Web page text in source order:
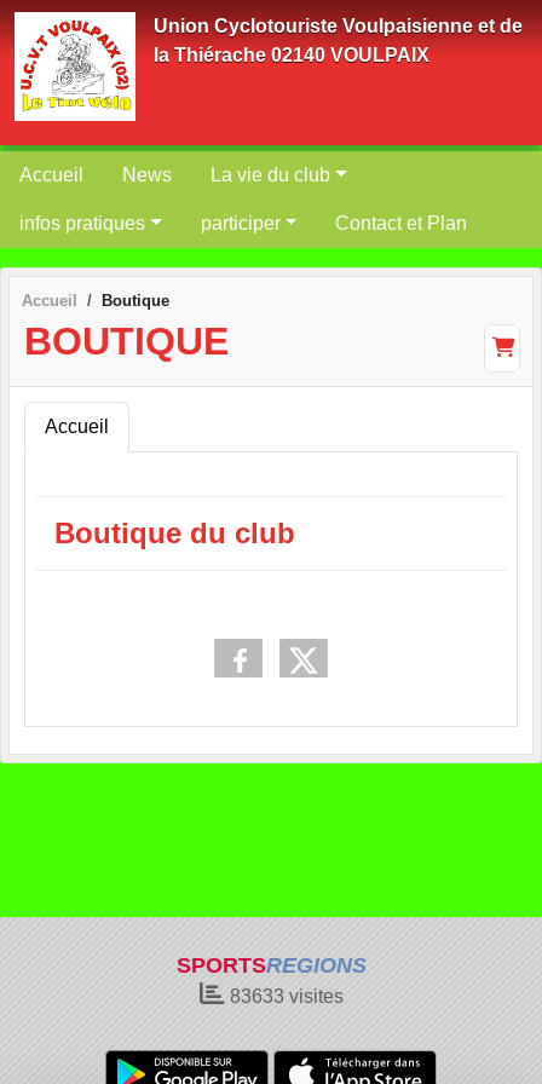
Union Cyclotouriste Voulpaisienne et de
la Thiérache 02140 VOULPAIX
Accueil News La vie du club
infos pratiques participer Contact et Plan
Accueil Boutique
BOUTIQUE
Accueil
Boutique du club
SPORTSREGIONS
83633visites
Panneau de gestion des cookies